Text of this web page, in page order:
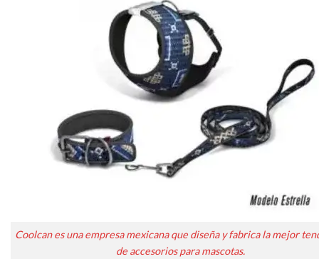
Coolcan es una empresa mexicana que diseña y fabrica la mejor
de accesorios para mascotas.